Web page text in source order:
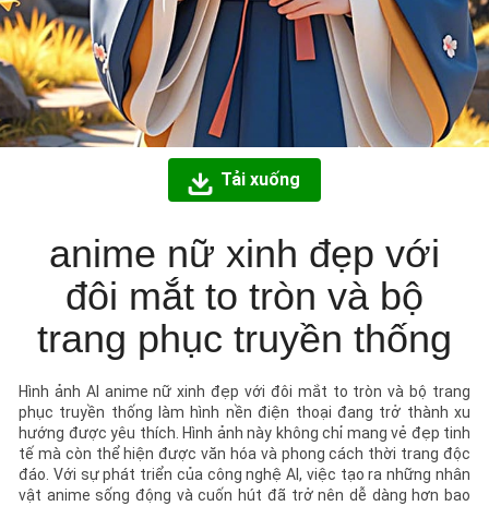
Tải xuống
anime nữ xinh đẹp với
đôi mắt to tròn và bộ
trang phục truyền thống
Hình ảnh AI anime nữ xinh đẹp với đôi mắt to tròn và bộ trang
phục truyền thống làm hình nền điện thoại đang trở thành xu
hướng được yêu thích. Hình ảnh này không chỉ mang vẻ đẹp tinh
tế mà còn thể hiện được văn hóa và phong cách thời trang độc
đáo. Với sự phát triển của công nghệ AI, việc tạo ra những nhân
vật anime sống động và cuốn hút đã trở nên dễ dàng hơn bao